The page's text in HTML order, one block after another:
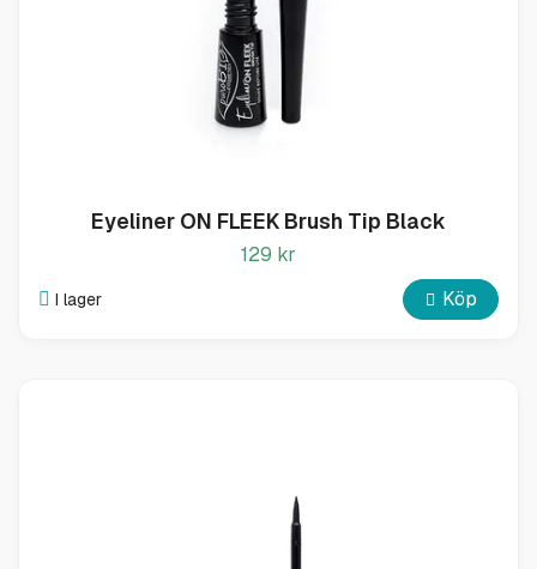
Eyeliner ON FLEEK Brush Tip Black
129 kr
I lager Köp